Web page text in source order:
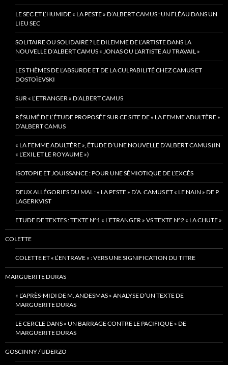
LE SEC ET L’HUMIDE « LA PESTE » D’ALBERT CAMUS : UN FLÉAU DANS UN
LIEU SEC
SOLITAIRE OU SOLIDAIRE ? LE DILEMME DE L’ARTISTE DANS LA
NOUVELLE D’ALBERT CAMUS « JONAS OU L’ARTISTE AU TRAVAIL »
LES THÈMES DE L’ABSURDE ET DE LA CULPABILITÉ CHEZ CAMUS ET
DOSTOÏEVSKI
SUR « L’ETRANGER » D’ALBERT CAMUS
RÉSUMÉ DE L’ÉTUDE PROPOSÉE SUR CE SITE DE « LA FEMME ADULTÈRE »
D’ALBERT CAMUS
« LA FEMME ADULTÈRE », ÉTUDE D’UNE NOUVELLE D’ALBERT CAMUS (IN
« L’EXIL ET LE ROYAUME »)
ISOTOPIE ET JOUISSANCE : POUR UNE SÉMIOTIQUE DE L’EXCÈS
DEUX ALLÉGORIES DU MAL : « LA PESTE » D’A. CAMUS ET « LE NAIN » DE P.
LAGERKVIST
ETUDE DE TEXTES : TEXTE N°1 « L’ETRANGER » VS TEXTE N°2 « LA CHUTE »
COLETTE
COLETTE ET « L’ENTRAVE » : VERS UNE SIGNIFICATION DU TITRE
MARGUERITE DURAS
« L’APRÈS-MIDI DE M. ANDESMAS » ANALYSE D’UN TEXTE DE
MARGUERITE DURAS
LE CERCLE DANS « UN BARRAGE CONTRE LE PACIFIQUE » DE
MARGUERITE DURAS
GOSCINNY / UDERZO